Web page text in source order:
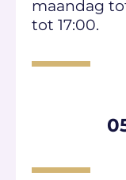
maandag
tot 17:00.